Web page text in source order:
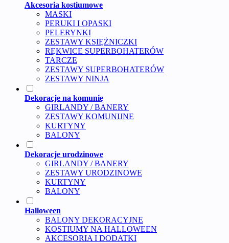
Akcesoria kostiumowe
MASKI
PERUKI I OPASKI
PELERYNKI
ZESTAWY KSIĘŻNICZKI
RĘKWICE SUPERBOHATERÓW
TARCZE
ZESTAWY SUPERBOHATERÓW
ZESTAWY NINJA
Dekoracje na komunię
GIRLANDY / BANERY
ZESTAWY KOMUNIJNE
KURTYNY
BALONY
Dekoracje urodzinowe
GIRLANDY / BANERY
ZESTAWY URODZINOWE
KURTYNY
BALONY
Halloween
BALONY DEKORACYJNE
KOSTIUMY NA HALLOWEEN
AKCESORIA I DODATKI